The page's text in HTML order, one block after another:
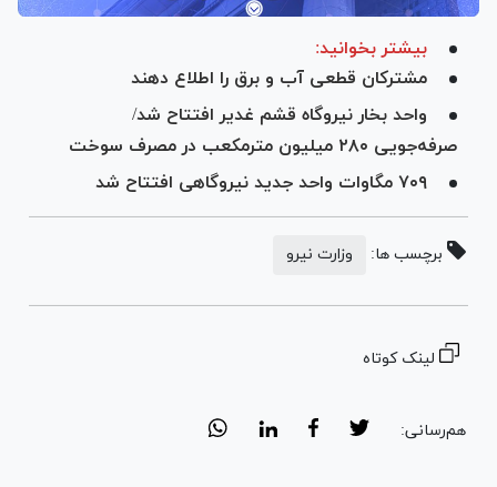
بیشتر بخوانید:
مشترکان قطعی آب و برق را اطلاع دهند
واحد بخار نیروگاه قشم غدیر افتتاح شد/
صرفه‌جویی ۲۸۰ میلیون مترمکعب در مصرف سوخت
۷۰۹ مگاوات واحد جدید نیروگاهی افتتاح شد
برچسب ها: وزارت نیرو
لینک کوتاه
هم‌رسانی: